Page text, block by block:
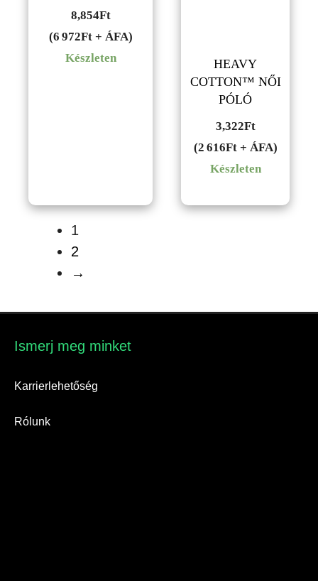
8,854Ft
(6 972Ft + ÁFA)
Készleten
HEAVY
COTTON™ NŐI
PÓLÓ
3,322Ft
(2 616Ft + ÁFA)
Készleten
1
2
→
Ismerj meg minket​
Karrierlehetőség
Rólunk